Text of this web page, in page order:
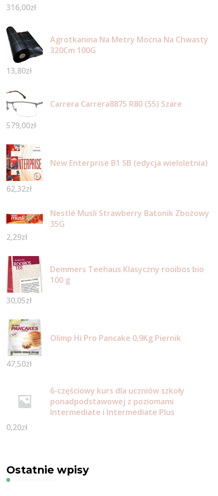
316,00zł
Agrotkanina Na Metry Mocna Na Chwasty
320Cm 100G
13,80zł
Carrera Carrera8875 R80 (55) Szare
579,00zł
New Enterprise B1 SB (edycja wieloletnia)
62,32zł
Nestlé Musli Strawberry Batonik Zbożowy
35G
2,29zł
Demmers Teehaus Klasyczny rooibos bio
100 g
30,05zł
Olimp Hi Pro Pancake 0,9Kg Piernik
47,50zł
6-częściowy kurs dla uczniów szkoły
ponadpodstawowej z poziomami
Intermediate i Intermediate Plus
0,20zł
Ostatnie wpisy